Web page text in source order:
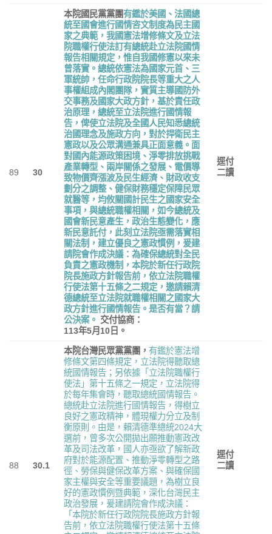
89 30
本院國民黨黨團有鑑於美國、法國總
統至國會進行國情咨文制度為民主國
家之典範，我國憲法增修條文及立法
院職權行使法訂有總統赴立法院國情
報告相關規定，惟自我國修憲以來未
曾落實。總統依憲法為國家元首、三
軍統帥，任命行政院院長等重大之人
事權組成內閣團隊，實質主導國防外
交事務及國家大政方針，基於責任政
治原理，總統至立法院進行國情報
告，俾使立法院及全國人民知悉總統
治國理念及施政方向，對於捍衛民主
憲政以及公眾溝通兼具正面意義。面
對國內能源政策困境、淨零排放挑戰
產業轉型、兩岸關係之發展、電價導
致物價齊漲波及民生經濟、財政收支
劃分之調整、健保財務穩定保障民眾
就醫等，均攸關國計民生之國家安全
事項，與總統職權相關，如今總統及
國會新民意產生，政治生態變化，應
新民意託付，此刻立法院亟需落實相
關法制，建立優良之憲政慣例，爰建
請院會作成決議：為確保總統對全民
負責之憲政機制，本院於新任行政院
院長施政方針報告前，依立法院職權
行使法第十五條之二規定，邀請賴清
德總統至立法院就職權相關之國家大
政方針進行國情報告。是否有當？請
公決案。 交付協商：
113年5月 10 日。
逕付
二讀
88 30.1
本院台灣民眾黨黨團，有鑑於憲法增
修條文第四條規定，立法院得聽取總
統國情報告；另依據「立法院職權行
使法」第十五條之一規定，立法院得
於每年集會時，聽取總統國情報告。
總統赴立法院進行國情報告，得樹立
良好之憲政精神，體現權力分立及制
衡原則。由是，賴清德準總統2024大
選前，曾多次公開拋出願推動憲政改
革及司法改革，國人亦亟欲了解新政
府對於能源配置、推動淨零轉型之路
徑、勞保與健保改革方案、與確保國
家主權與安全等重要議題，為樹立良
好的憲政慣例暨典範，深化台灣民主
政治發展，爰建請院會作成決議：
「本院於新任行政院院長施政方針報
告前，依立法院職權行使法第十五條
逕付
二讀